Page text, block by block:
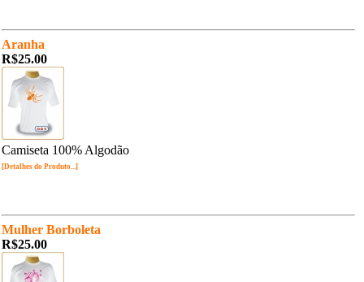
Aranha
R$25.00
Camiseta 100% Algodão
[Detalhes do Produto...]
Mulher Borboleta
R$25.00